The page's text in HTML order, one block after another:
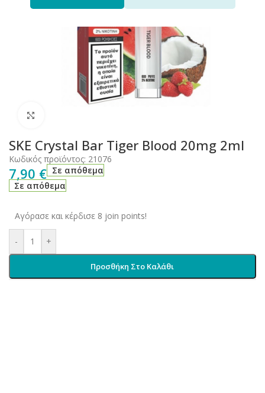
SKE Crystal Bar Tiger Blood 20mg 2ml
Κωδικός προϊόντος: 21076
7,90 € Σε απόθεμα
Σε απόθεμα
Αγόρασε και κέρδισε 8 join points!
- +
Προσθήκη Στο Καλάθι